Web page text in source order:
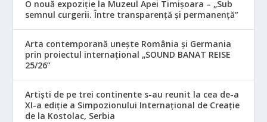
O nouă expoziție la Muzeul Apei Timișoara – „Sub
semnul curgerii. Între transparență și permanență”
Arta contemporană unește România și Germania
prin proiectul internațional „SOUND BANAT REISE
25/26”
Artiști de pe trei continente s-au reunit la cea de-a
XI-a ediție a Simpozionului Internațional de Creație
de la Kostolac, Serbia